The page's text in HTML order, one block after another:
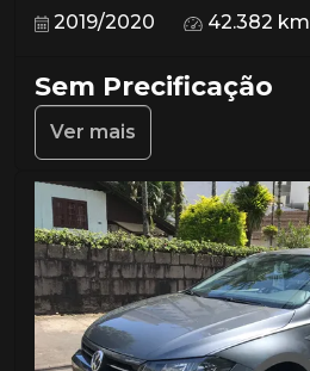
2019/2020 42.382 km
Sem Precificação
Ver mais